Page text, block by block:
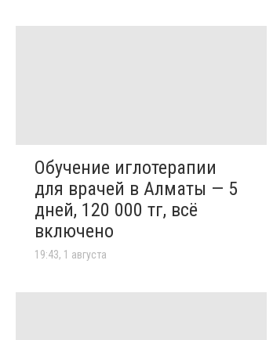
Обучение иглотерапии
для врачей в Алматы — 5
дней, 120 000 тг, всё
включено
19:43, 1 августа